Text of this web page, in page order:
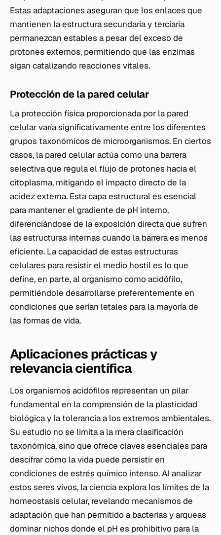
Estas adaptaciones aseguran que los enlaces que
mantienen la estructura secundaria y terciaria
permanezcan estables a pesar del exceso de
protones externos, permitiendo que las enzimas
sigan catalizando reacciones vitales.
Protección de la pared celular
La protección física proporcionada por la pared
celular varía significativamente entre los diferentes
grupos taxonómicos de microorganismos. En ciertos
casos, la pared celular actúa como una barrera
selectiva que regula el flujo de protones hacia el
citoplasma, mitigando el impacto directo de la
acidez externa. Esta capa estructural es esencial
para mantener el gradiente de pH interno,
diferenciándose de la exposición directa que sufren
las estructuras internas cuando la barrera es menos
eficiente. La capacidad de estas estructuras
celulares para resistir el medio hostil es lo que
define, en parte, al organismo como acidófilo,
permitiéndole desarrollarse preferentemente en
condiciones que serían letales para la mayoría de
las formas de vida.
Aplicaciones prácticas y
relevancia científica
Los organismos acidófilos representan un pilar
fundamental en la comprensión de la plasticidad
biológica y la tolerancia a los extremos ambientales.
Su estudio no se limita a la mera clasificación
taxonómica, sino que ofrece claves esenciales para
descifrar cómo la vida puede persistir en
condiciones de estrés químico intenso. Al analizar
estos seres vivos, la ciencia explora los límites de la
homeostasis celular, revelando mecanismos de
adaptación que han permitido a bacterias y arqueas
dominar nichos donde el pH es prohibitivo para la